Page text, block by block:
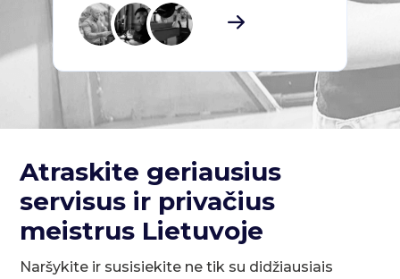
Atraskite geriausius
servisus ir privačius
meistrus Lietuvoje
Naršykite ir susisiekite ne tik su didžiausiais